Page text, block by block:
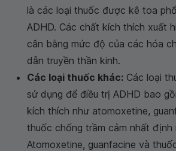
là các loại thuốc được kê toa
ADHD. Các chất kích thích xuất
cân bằng mức độ của các hóa
dẫn truyền thần kinh.
Các loại thuốc khác: Các loại
sử dụng để điều trị ADHD bao
kích thích như atomoxetine,
thuốc chống trầm cảm nhất định
Atomoxetine, guanfacine và